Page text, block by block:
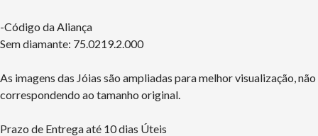
-Código da Aliança
Sem diamante: 75.0219.2.000
As imagens das Jóias são ampliadas para melhor visualização, não
correspondendo ao tamanho original.
Prazo de Entrega até 10 dias Úteis